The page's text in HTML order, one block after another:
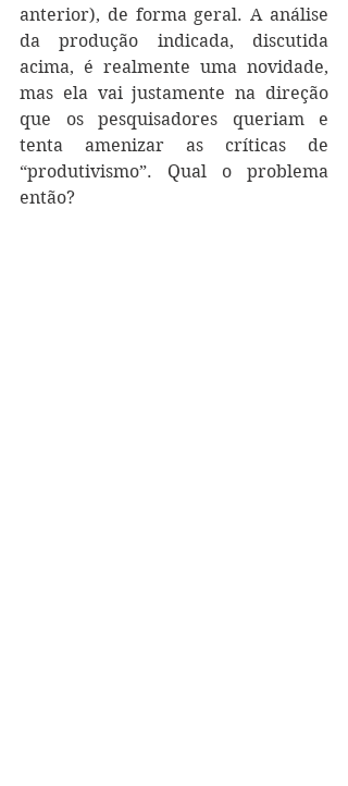
anterior), de forma geral. A análise
da produção indicada, discutida
acima, é realmente uma novidade,
mas ela vai justamente na direção
que os pesquisadores queriam e
tenta amenizar as críticas de
“produtivismo”. Qual o problema
então?